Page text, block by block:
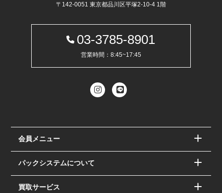
〒142-0051 東京都品川区平塚2-10-4 1階
03-3785-8901
営業時間：8:45~17:45
会員メニュー
パックシステムについて
買取サービス